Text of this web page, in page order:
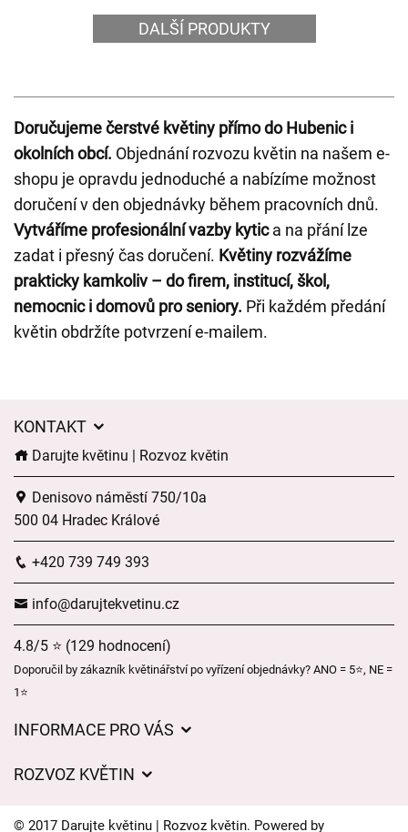
DALŠÍ PRODUKTY
Doručujeme čerstvé květiny přímo do Hubenic i
okolních obcí. Objednání rozvozu květin na našem e-
shopu je opravdu jednoduché a nabízíme možnost
doručení v den objednávky během pracovních dnů.
Vytváříme profesionální vazby kytica na přání lze
zadat i přesný čas doručení. Květiny rozvážíme
prakticky kamkoliv – do firem, institucí, škol,
nemocnic i domovů pro seniory. Při každém předání
květin obdržíte potvrzení e-mailem.
KONTAKT
Darujte květinu | Rozvoz květin
Denisovo náměstí 750/10a
500 04 Hradec Králové
+420 739 749 393
info@darujtekvetinu.cz
4.8/5 ⭐ (129 hodnocení)
Doporučil by zákazník květinářství po vyřízení objednávky? ANO = 5⭐, NE =
1⭐
INFORMACE PRO VÁS
Často kladené dotazy
ROZVOZ KVĚTIN
© 2017 Darujte květinu | Rozvoz květin. Powered by